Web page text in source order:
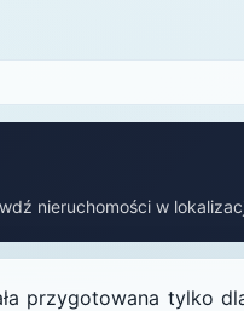
nieruchomości w
przygotowana tylko